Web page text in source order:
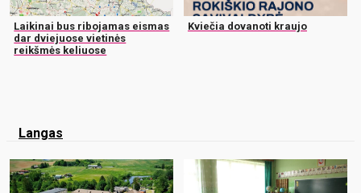
Laikinai bus ribojamas eismas
dar dviejuose vietinės
reikšmės keliuose
Kviečia dovanoti kraujo
Langas